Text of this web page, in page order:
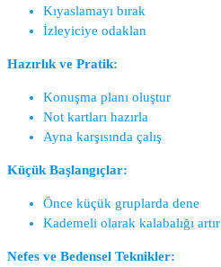
Kıyaslamayı bırak
İzleyiciye odaklan
Hazırlık ve Pratik:
Konuşma planı oluştur
Not kartları hazırla
Ayna karşısında çalış
Küçük Başlangıçlar:
Önce küçük gruplarda dene
Kademeli olarak kalabalığı artır
Nefes ve Bedensel Teknikler: